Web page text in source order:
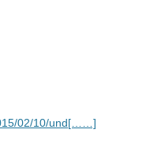
02/10/und[……]